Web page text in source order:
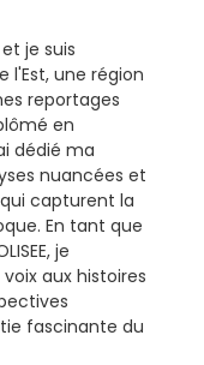
je suis
l'Est, une région
reportages
en
dédié ma
nuancées et
capturent la
En tant que
je
aux histoires
fascinante du